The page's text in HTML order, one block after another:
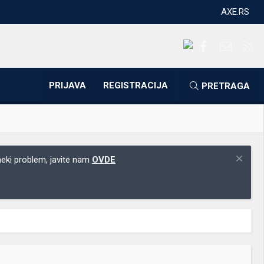
AXE.RS
PRIJAVA REGISTRACIJA PRETRAGA
problem, javite nam OVDE